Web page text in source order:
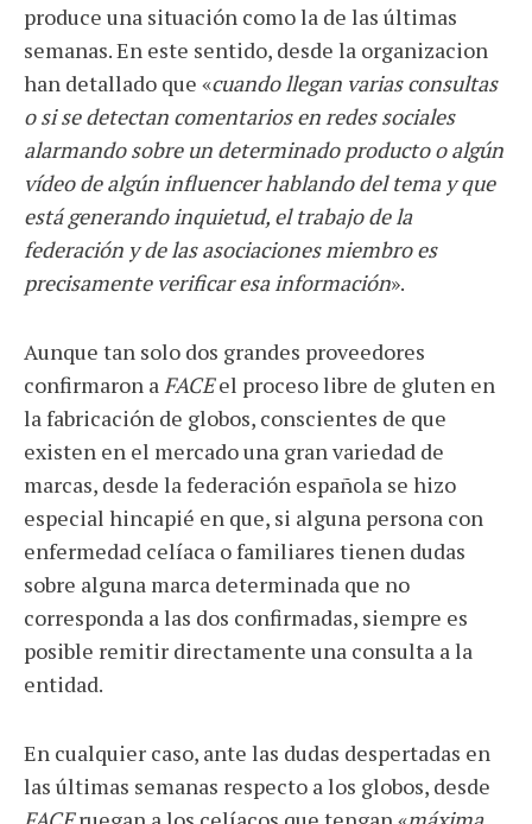
produce una situación como la de las últimas
semanas. En este sentido, desde la organizacion
han detallado que «cuando llegan varias consultas
o si se detectan comentarios en redes sociales
alarmando sobre un determinado producto o algún
vídeo de algún influencer hablando del tema y que
está generando inquietud, el trabajo de la
federación y de las asociaciones miembro es
precisamente verificar esa información».
Aunque tan solo dos grandes proveedores
confirmaron a FACEel proceso libre de gluten en
la fabricación de globos, conscientes de que
existen en el mercado una gran variedad de
marcas, desde la federación española se hizo
especial hincapié en que, si alguna persona con
enfermedad celíaca o familiares tienen dudas
sobre alguna marca determinada que no
corresponda a las dos confirmadas, siempre es
posible remitir directamente una consulta a la
entidad.
En cualquier caso, ante las dudas despertadas en
las últimas semanas respecto a los globos, desde